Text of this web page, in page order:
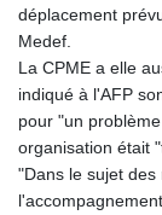
déplacement
Medef.
La CPME a elle
indiqué à l'AFP
pour "un
organisation était
"Dans le sujet